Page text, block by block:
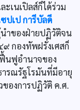
เนเปิลส์ก็ได้ร่วม
ซปเป การีบัลดี
ำของฝ่ายปฏิวัติจน
กองทัพฝรั่งเศสก็
นฟูอำนาจของ
รณรัฐโรมันที่มีอายุ
องการปฏิวัติ ค.ศ.